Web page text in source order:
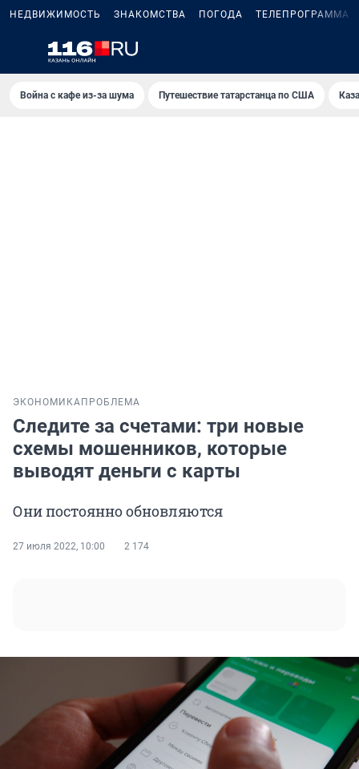
НЕДВИЖИМОСТЬ ЗНАКОМСТВА ПОГОДА ТЕЛЕПРОГРАММА
Война с кафе из-за шума Путешествие татарстанца по США
ЭКОНОМИКА ПРОБЛЕМА
Следите за счетами: три новые
схемы мошенников, которые
выводят деньги с карты
Они постоянно обновляются
27 июля 2022, 10:00 2 174